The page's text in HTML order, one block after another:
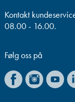
Kontakt
08.00 - 16.00.
Følg oss på